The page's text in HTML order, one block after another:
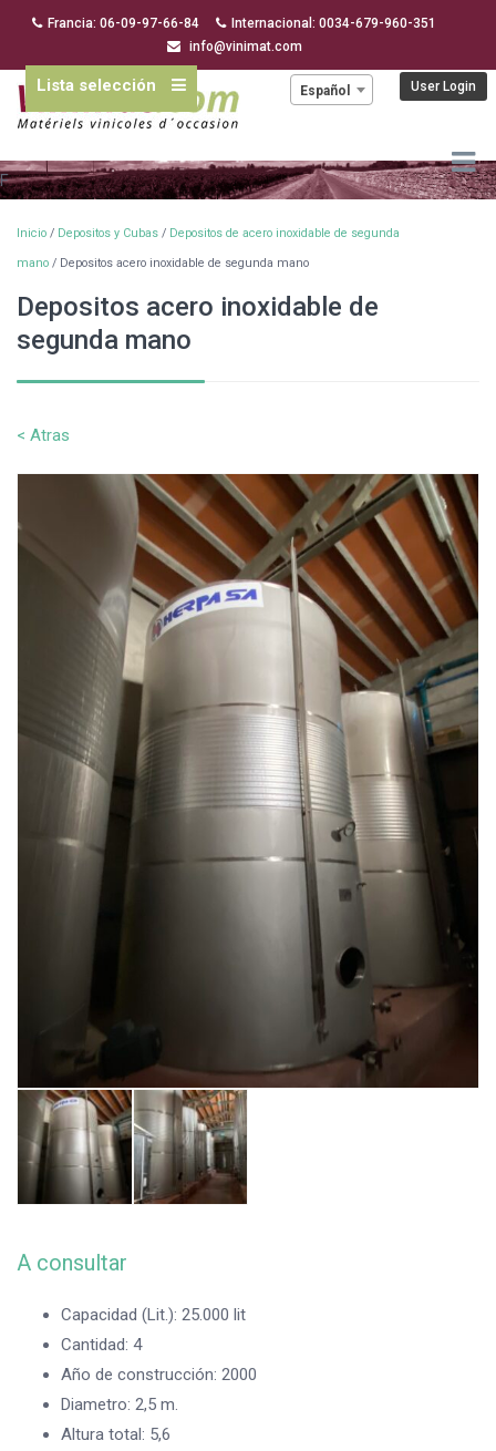
Francia: 06-09-97-66-84
Internacional: 0034-679-960-351
info@vinimat.com
Lista selección Español User Login
F
Inicio / Depositos y Cubas / Depositos de acero inoxidable de segunda
mano / Depositos acero inoxidable de segunda mano
Depositos acero inoxidable de
segunda mano
< Atras
A consultar
Capacidad (Lit.): 25.000 lit
Cantidad: 4
Año de construcción: 2000
Diametro: 2,5 m.
Altura total: 5,6